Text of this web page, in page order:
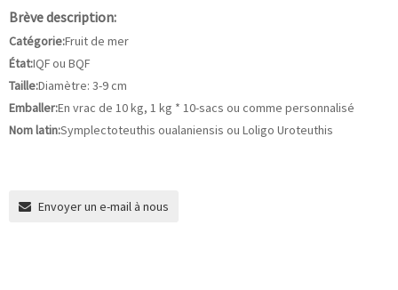
Brève description:
Catégorie:Fruit de mer
État:IQF ou BQF
Taille:Diamètre: 3-9 cm
Emballer:En vrac de 10 kg, 1 kg * 10-sacs ou comme personnalisé
Nom latin:Symplectoteuthis oualaniensis ou Loligo Uroteuthis
Envoyer un e-mail à nous